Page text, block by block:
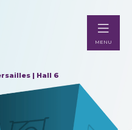
| Hall 6
MENU